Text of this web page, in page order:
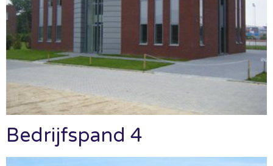
Bedrijfspand 4